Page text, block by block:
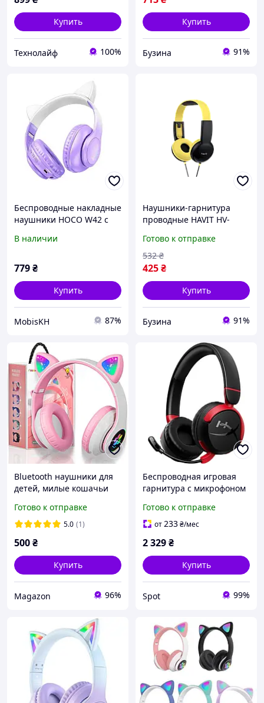
Купить
Технолайф 100%
Купить
Бузина 91%
Беспроводные накладные
наушники HOCO W42 с
качественный звук и
В наличии
779₴
Купить
MobisKH 87%
Наушники-гарнитура
проводные HAVIT HV-
желтый)
Готово к отправке
425₴
532 ₴
Купить
Бузина 91%
Bluetooth наушники для
детей, милые кошачьи
подсветкой.
Готово к отправке
5.0 (1)
500₴
Купить
Magazon 96%
Беспроводная игровая
гарнитура с микрофоном
Wireless Беспроводные
наушники для детей
Готово к отправке
от233₴/мес
2 329₴
Купить
Spot 99%